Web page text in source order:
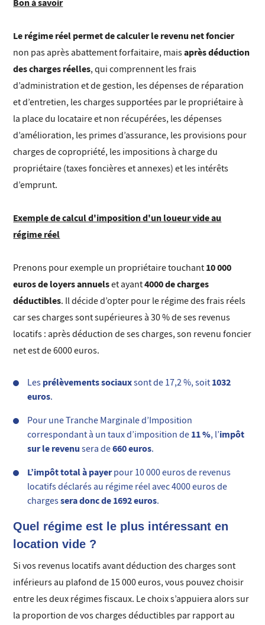
Le régime réel permet de calculer le revenu net foncier
non pas après abattement forfaitaire, maisaprès déduction
des charges réelles, qui comprennent les frais
d’administration et de gestion, les dépenses de réparation
et d’entretien, les charges supportées par le propriétaire à
la place du locataire et non récupérées, les dépenses
d’amélioration, les primes d’assurance, les provisions pour
charges de copropriété, les impositions à charge du
propriétaire (taxes foncières et annexes) et les intérêts
d’emprunt.
Exemple de calcul d'imposition d'un loueur vide au
régime réel
Prenons pour exemple un propriétaire touchant 10 000
euros de loyers annuelset ayant4000 de charges
déductibles. Il décide d’opter pour le régime des frais réels
car ses charges sont supérieures à 30 % de ses revenus
locatifs : après déduction de ses charges, son revenu foncier
net est de 6000 euros.
Les prélèvements sociauxsont de 17,2 %, soit 1032
euros.
Pour une Tranche Marginale d’Imposition
correspondant à un taux d’imposition de 11 %, l’impôt
sur le revenu sera de660 euros.
L’impôt total à payerpour 10 000 euros de revenus
locatifs déclarés au régime réel avec 4000 euros de
chargessera donc de 1692 euros.
Quel régime est le plus intéressant en
location vide ?
Si vos revenus locatifs avant déduction des charges sont
inférieurs au plafond de 15 000 euros, vous pouvez choisir
entre les deux régimes fiscaux. Le choix s’appuiera alors sur
la proportion de vos charges déductibles par rapport au